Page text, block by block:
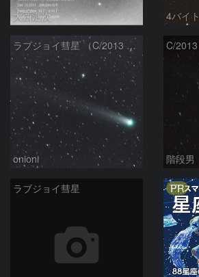
大西浩次 4バイト
ラブジョイ彗星 （C/2013 R1）
onioni 階段男
ラブジョイ彗星 PR